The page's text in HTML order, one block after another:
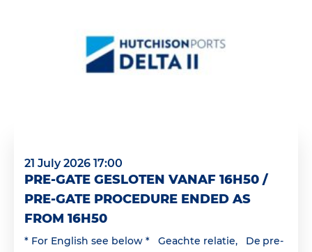
21 July 2026 17:00
PRE-GATE GESLOTEN VANAF 16H50 /
PRE-GATE PROCEDURE ENDED AS
FROM 16H50
* For English see below * Geachte relatie, De pre-